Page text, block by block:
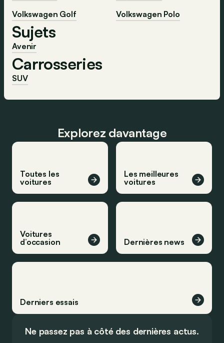
Volkswagen Golf
Volkswagen Polo
Sujets
Avenir
Carrosseries
SUV
Explorez davantage
Toutes les
voitures
Les meilleures
voitures
Voitures
d’occasion
Dernières news
Derniers essais
Ne passez pas à côté des dernières actus.